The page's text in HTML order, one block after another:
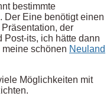
bestimmte
Der Eine benötigt einen
der
Post-its, ich hätte dann
schönen Neuland
Möglichkeiten mit